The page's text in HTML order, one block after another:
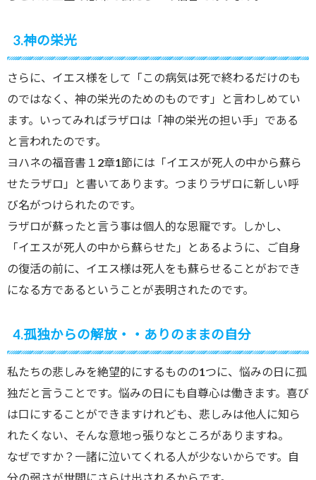
3.神の栄光
さらに、イエス様をして「この病気は死で終わるだけのも
のではなく、神の栄光のためのものです」と言わしめてい
ます。いってみればラザロは「神の栄光の担い手」である
と言われたのです。
ヨハネの福音書１2章1節には「イエスが死人の中から蘇ら
せたラザロ」と書いてあります。つまりラザロに新しい呼
び名がつけられたのです。
ラザロが蘇ったと言う事は個人的な恩寵です。しかし、
「イエスが死人の中から蘇らせた」とあるように、ご自身
の復活の前に、イエス様は死人をも蘇らせることがおでき
になる方であるということが表明されたのです。
4.孤独からの解放・・ありのままの自分
私たちの悲しみを絶望的にするものの1つに、悩みの日に孤
独だと言うことです。悩みの日にも自尊心は働きます。喜び
は口にすることができますけれども、悲しみは他人に知ら
れたくない、そんな意地っ張りなところがありますね。
なぜですか？一諸に泣いてくれる人が少ないからです。自
分の弱さが世閻にさらけ出されるからです。